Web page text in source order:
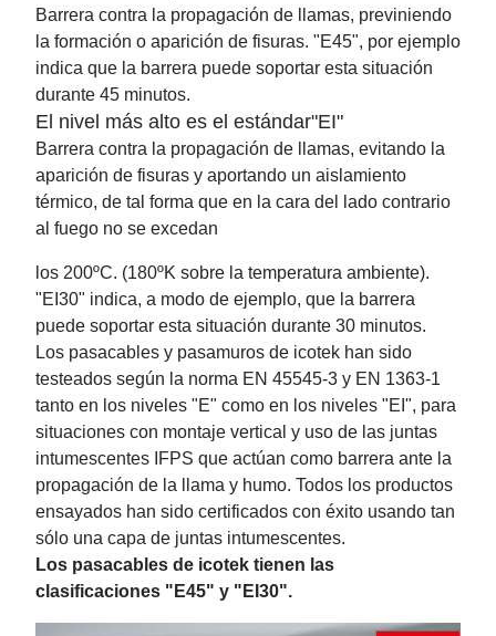
Barrera contra la propagación de llamas, previniendo
la formación o aparición de fisuras. "E45", por ejemplo
indica que la barrera puede soportar esta situación
durante 45 minutos.
El nivel más alto es el estándar"EI"
Barrera contra la propagación de llamas, evitando la
aparición de fisuras y aportando un aislamiento
térmico, de tal forma que en la cara del lado contrario
al fuego no se excedan
los 200ºC. (180ºK sobre la temperatura ambiente).
"EI30" indica, a modo de ejemplo, que la barrera
puede soportar esta situación durante 30 minutos.
Los pasacables y pasamuros de icotek han sido
testeados según la norma EN 45545-3 y EN 1363-1
tanto en los niveles "E" como en los niveles "EI", para
situaciones con montaje vertical y uso de las juntas
intumescentes IFPS que actúan como barrera ante la
propagación de la llama y humo. Todos los productos
ensayados han sido certificados con éxito usando tan
sólo una capa de juntas intumescentes.
Los pasacables de icotek tienen las
clasificaciones "E45" y "EI30".